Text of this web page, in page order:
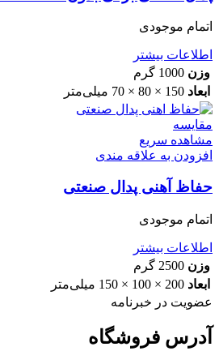
اتمام موجودی
اطلاعات بیشتر
وزن 1000 گرم
ابعاد 150 × 80 × 70 میلی‌متر
مقایسه
مشاهده سریع
افزودن به علاقه مندی
حفاظ آهنی پدال صنعتی
اتمام موجودی
اطلاعات بیشتر
وزن 2500 گرم
ابعاد 200 × 100 × 150 میلی‌متر
عضویت در خبرنامه
آدرس فروشگاه